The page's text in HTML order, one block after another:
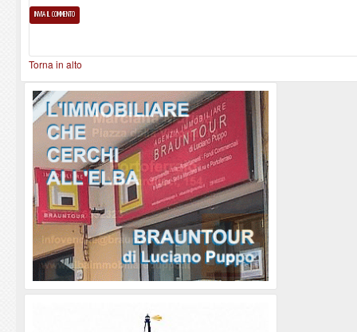
Torna in alto